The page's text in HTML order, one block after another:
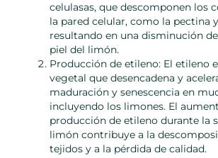
celulasas, que descomponen los
la pared celular, como la pectina
resultando en una disminución
piel del limón.
Producción de etileno: El etileno
vegetal que desencadena y
maduración y senescencia en
incluyendo los limones. El
producción de etileno durante la
limón contribuye a la
tejidos y a la pérdida de calidad.